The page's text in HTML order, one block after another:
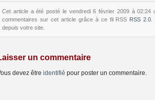
Cet article a été posté le vendredi 6 février 2009 à 02:24
commentaires sur cet article grâce à ce fil RSS RSS 2.0
depuis votre site.
un commentaire
devez être identifié pour poster un commentaire.